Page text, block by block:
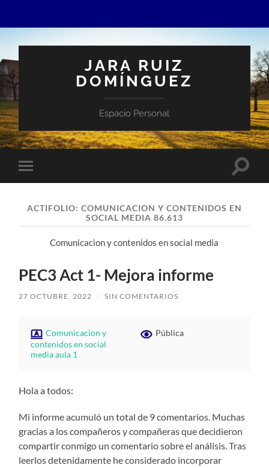
JARA RUIZ
DOMÍNGUEZ
Espacio Personal
Alternar
el
móvil
ACTIFOLIO: COMUNICACION Y CONTENIDOS EN
SOCIAL MEDIA 86.613
Comunicacion y contenidos en social media
PEC3 Act 1- Mejora informe
27 OCTUBRE, 2022 / SIN COMENTARIOS
Comunicacion y
contenidos en social
media aula 1
Pública
Hola a todos:
Mi informe acumuló un total de 9 comentarios. Muchas
gracias a los compañeros y compañeras que decidieron
compartir conmigo un comentario sobre el análisis. Tras
leerlos detenidamente he considerado incorporar